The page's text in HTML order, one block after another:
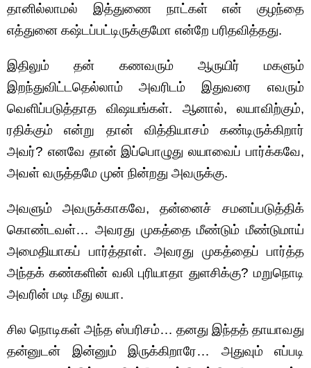
தானில்லாமல் இத்துணை நாட்கள் என் குழந்தை
எத்துனை கஷ்டப்பட்டிருக்குமோ என்றே பரிதவித்தது.
இதிலும் தன் கணவரும் ஆருயிர் மகளும்
இறந்துவிட்டதெல்லாம் அவரிடம் இதுவரை எவரும்
வெளிப்படுத்தாத விஷயங்கள். ஆனால், லயாவிற்கும்,
ரதிக்கும் என்று தான் வித்தியாசம் கண்டிருக்கிறார்
அவர்? எனவே தான் இப்பொழுது லயாவைப் பார்க்கவே,
அவள் வருத்தமே முன் நின்றது அவருக்கு.
அவளும் அவருக்காகவே, தன்னைச் சமனப்படுத்திக்
கொண்டவள்… அவரது முகத்தை மீண்டும் மீண்டுமாய்
அமைதியாகப் பார்த்தாள். அவரது முகத்தைப் பார்த்த
அந்தக் கண்களின் வலி புரியாதா துளசிக்கு? மறுநொடி
அவரின் மடி மீது லயா.
சில நொடிகள் அந்த ஸ்பரிசம்… தனது இந்தத் தாயாவது
தன்னுடன் இன்னும் இருக்கிறாரே… அதுவும் எப்படி